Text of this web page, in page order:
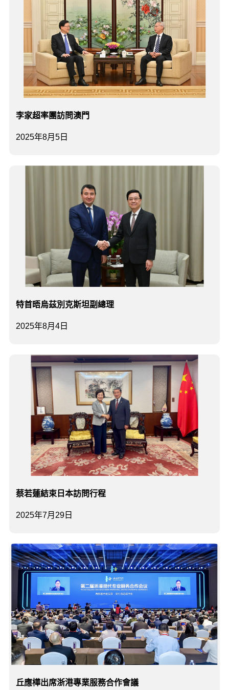
2025年8月5日
李家超率團訪問澳門
2025年8月4日
特首晤烏茲別克斯坦副總理
2025年7月29日
蔡若蓮結束日本訪問行程
丘應樺出席浙港專業服務合作會議